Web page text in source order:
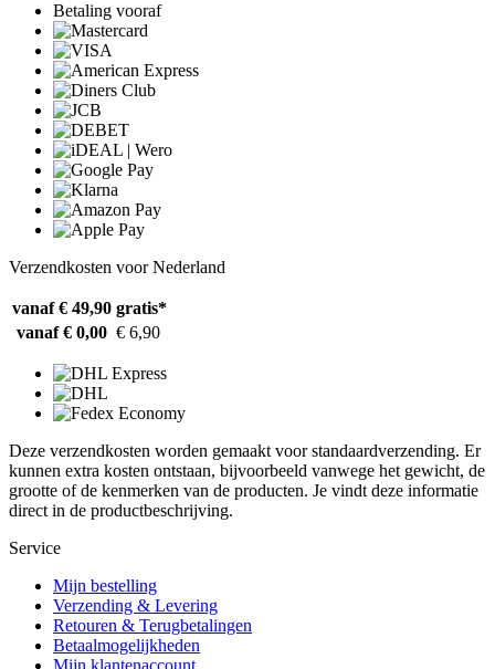
Betaling vooraf
Verzendkosten voor Nederland
vanaf € 49,90 gratis*
vanaf € 0,00 € 6,90
Deze verzendkosten worden gemaakt voor standaardverzending. Er
kunnen extra kosten ontstaan, bijvoorbeeld vanwege het gewicht, de
grootte of de kenmerken van de producten. Je vindt deze informatie
direct in de productbeschrijving.
Service
Mijn bestelling
Verzending & Levering
Retouren & Terugbetalingen
Betaalmogelijkheden
Mijn klantenaccount